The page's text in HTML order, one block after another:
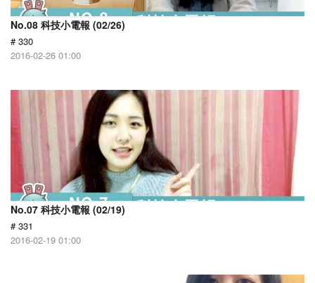
No.08 科技小電報 (02/26)
# 330
2016-02-26 01:00
No.07 科技小電報 (02/19)
# 331
2016-02-19 01:00